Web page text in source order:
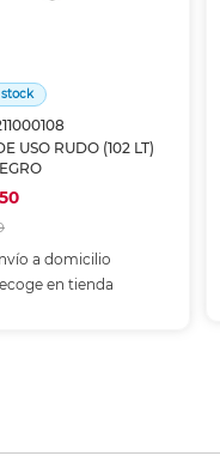
stock
USO RUDO (102 LT)
50
a domicilio
en tienda